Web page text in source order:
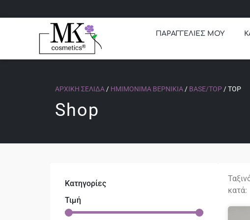
ΠΑΡΑΓΓΕΛΙΕΣ ΜΟΥ
ΑΡΧΙΚΉ ΣΕΛΊΔΑ / ΗΜΙΜΌΝΙΜΑ ΒΕΡΝΊΚΙΑ / BASE/TOP / TOP
Shop
Κατηγορίες
Τιμή
κατά: